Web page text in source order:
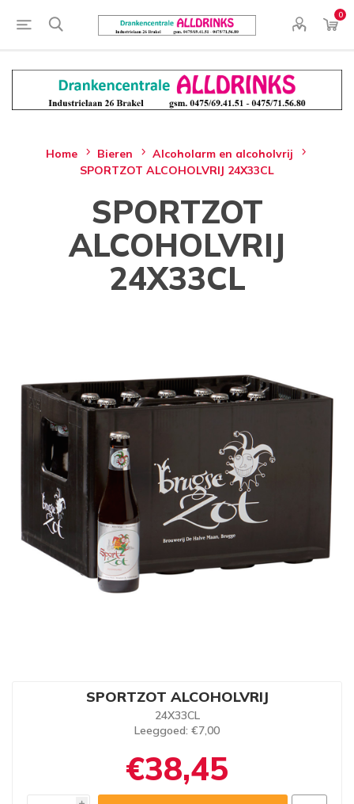
0
Home Bieren
Alcoholarm en alcoholvrij
SPORTZOT ALCOHOLVRIJ 24X33CL
SPORTZOT
ALCOHOLVRIJ
24X33CL
SPORTZOT ALCOHOLVRIJ
24X33CL
Leeggoed: €7,00
€38,45